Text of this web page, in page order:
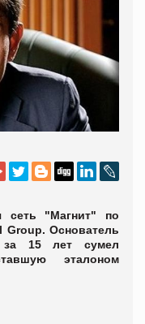
сеть "Магнит" по
Основатель
за 15 лет сумел
эталоном